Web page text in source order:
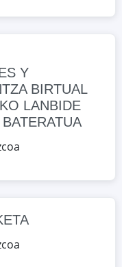
Y
BIRTUAL
LANBIDE